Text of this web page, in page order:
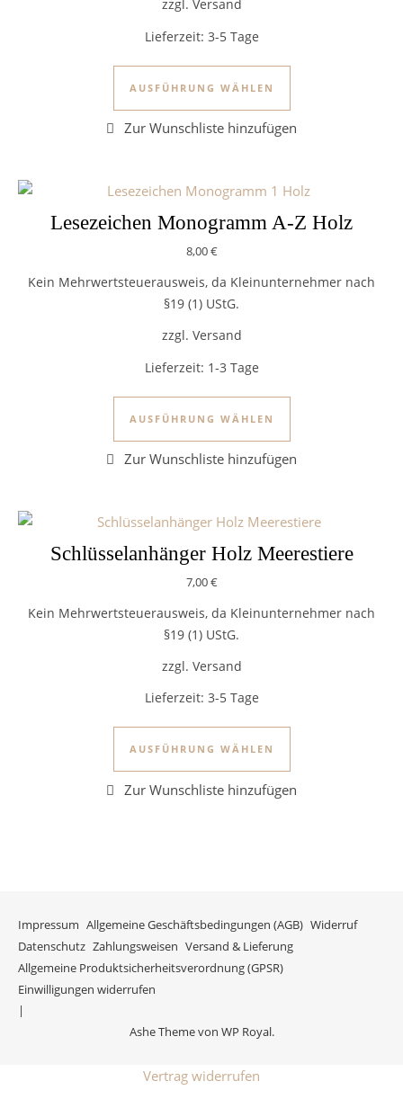
zzgl. Versand
Lieferzeit: 3-5 Tage
AUSFÜHRUNG WÄHLEN
Dieses Produkt
Lesezeichen Monogramm A-Z Holz
8,00€
Kein Mehrwertsteuerausweis, da Kleinunternehmer nach
§19 (1) UStG.
zzgl. Versand
Lieferzeit: 1-3 Tage
AUSFÜHRUNG WÄHLEN
Dieses Produkt
Schlüsselanhänger Holz Meerestiere
7,00€
Kein Mehrwertsteuerausweis, da Kleinunternehmer nach
§19 (1) UStG.
zzgl. Versand
Lieferzeit: 3-5 Tage
AUSFÜHRUNG WÄHLEN
Dieses Produkt
Impressum Allgemeine Geschäftsbedingungen (AGB) Widerruf
Datenschutz Zahlungsweisen Versand & Lieferung
Allgemeine Produktsicherheitsverordnung (GPSR)
Einwilligungen widerrufen
Ashe Theme von WP Royal.
Vertrag widerrufen